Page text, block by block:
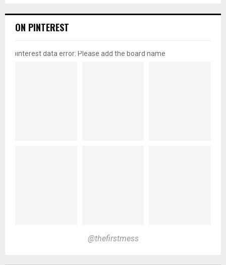
ON PINTEREST
pinterest data error: Please add the board name
@thefirstmess